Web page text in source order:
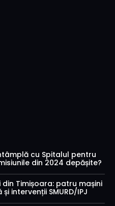
cu Spitalul pentru
din 2024 depășite?
Timișoara: patru mașini
intervenții SMURD/IPJ